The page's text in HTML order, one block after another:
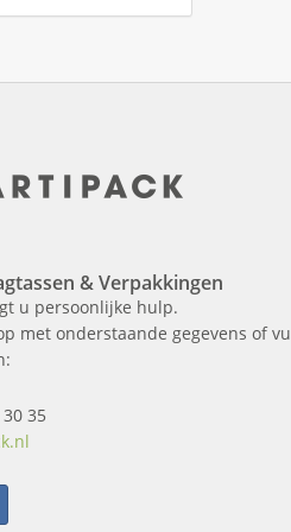
& Verpakkingen
u persoonlijke hulp.
met onderstaande gegevens of
35